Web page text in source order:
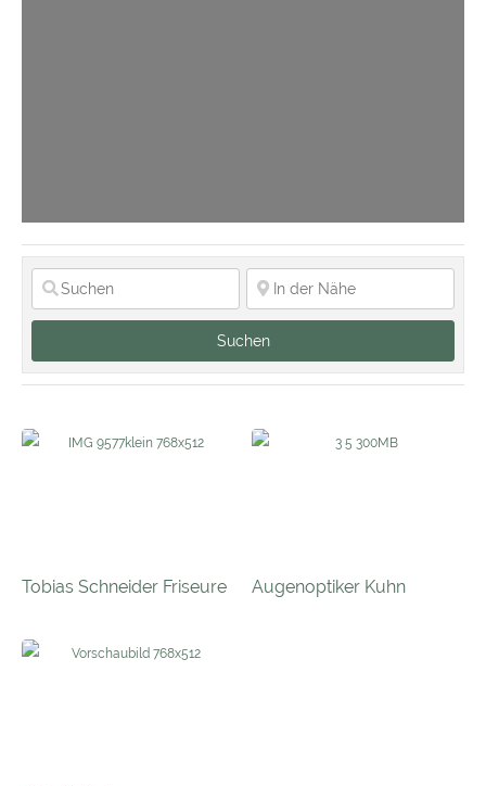
Suchen
Tobias Schneider Friseure Augenoptiker Kuhn